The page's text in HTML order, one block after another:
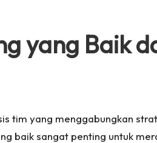
yang Baik
tim yang menggabungkan
baik sangat penting untuk